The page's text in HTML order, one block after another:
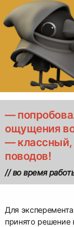
—
ощущения
— классный,
поводов!
// во время
Для
принято